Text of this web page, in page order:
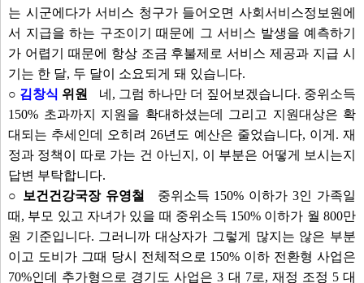
는 시군에다가 서비스 청구가 들어오면 사회서비스정보원에
서 지급을 하는 구조이기 때문에 그 서비스 발생을 예측하기
가 어렵기 때문에 항상 조금 후불제로 서비스 제공과 지급 시
기는 한 달, 두 달이 소요되게 돼 있습니다.
○ 김창식 위원
네, 그럼 하나만 더 짚어보겠습니다. 중위소득
150% 초과까지 지원을 확대하셨는데 그리고 지원대상은 확
대되는 추세인데 오히려 26년도 예산은 줄었습니다, 이게. 재
정과 정책이 따로 가는 건 아닌지, 이 부분은 어떻게 보시는지
답변 부탁합니다.
○ 보건건강국장 유영철
중위소득 150% 이하가 3인 가족일
때, 부모 있고 자녀가 있을 때 중위소득 150% 이하가 월 800만
원 기준입니다. 그러니까 대상자가 그렇게 많지는 않은 부분
이고 도비가 그때 당시 전체적으로 150% 이하 전환형 사업은
70%인데 추가형으로 경기도 사업은 3 대 7로, 재정 조정 5 대